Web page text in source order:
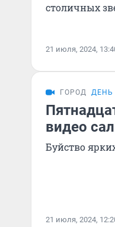
столичных
21 июля, 2024,
ГОРОД ДЕНЬ
видео
Буйство
21 июля, 2024,